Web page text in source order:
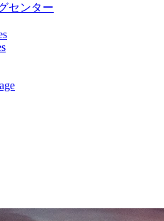
センター